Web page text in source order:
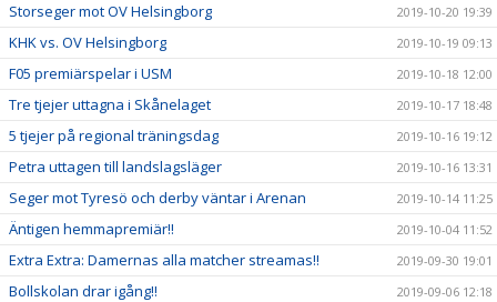
Storseger mot OV Helsingborg 2019-10-20 19:39
KHK vs. OV Helsingborg 2019-10-19 09:13
F05 premiärspelar i USM 2019-10-18 12:00
Tre tjejer uttagna i Skånelaget 2019-10-17 18:48
5 tjejer på regional träningsdag 2019-10-16 19:12
Petra uttagen till landslagsläger 2019-10-16 13:31
Seger mot Tyresö och derby väntar i Arenan 2019-10-14 11:25
Äntigen hemmapremiär!! 2019-10-04 11:52
Extra Extra: Damernas alla matcher streamas!! 2019-09-30 19:01
Bollskolan drar igång!! 2019-09-06 12:18